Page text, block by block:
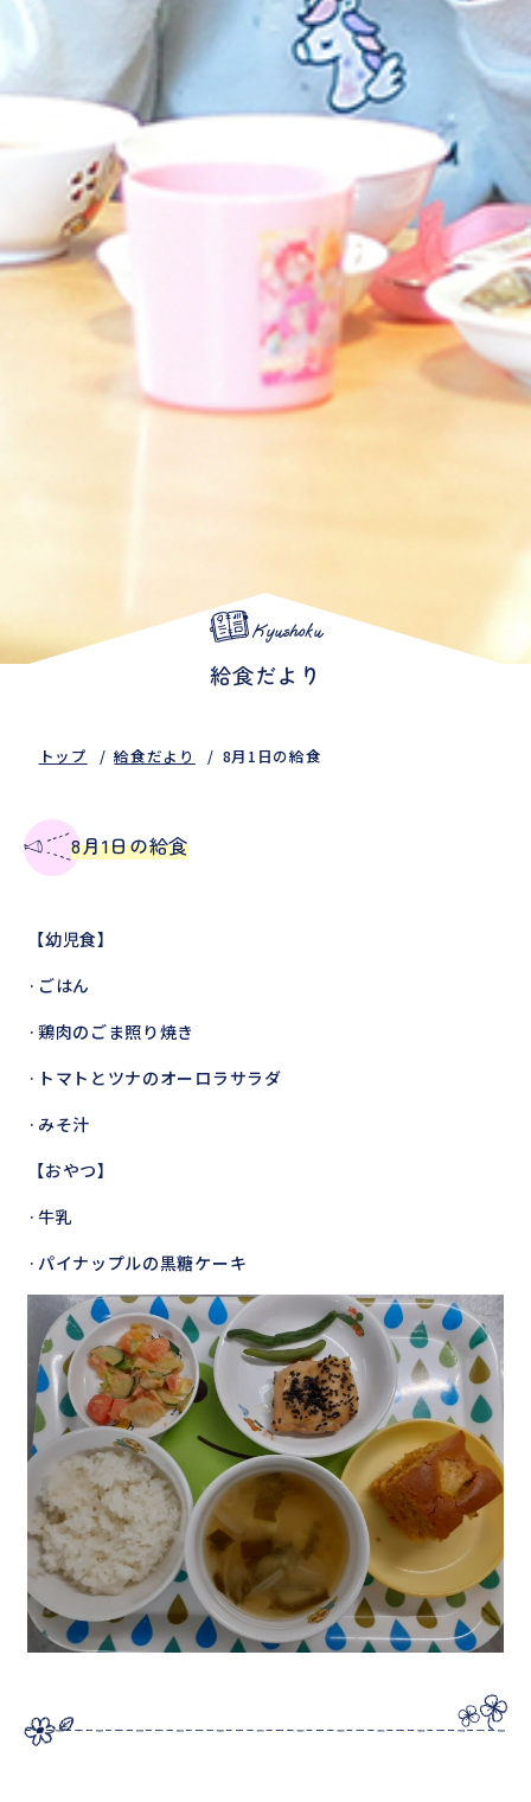
Kyushoku
給食だより
トップ 給食だより 8月1日の給食
8月1日の給食
【幼児食】
·ごはん
·鶏肉のごま照り焼き
·トマトとツナのオーロラサラダ
·みそ汁
【おやつ】
·牛乳
·パイナップルの黒糖ケーキ